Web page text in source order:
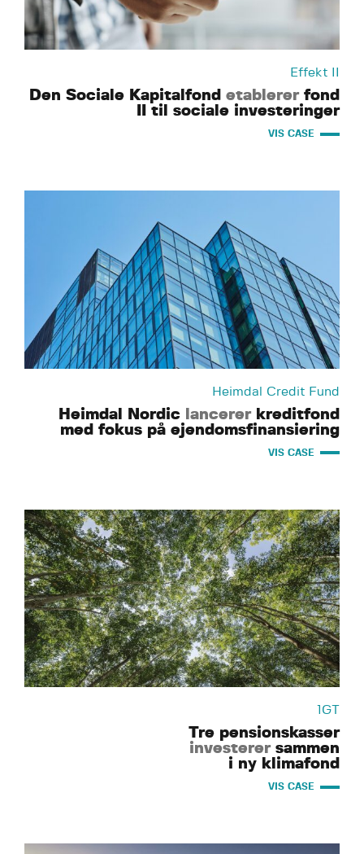
Effekt II
Den Sociale Kapitalfond etablererfond
II til sociale investeringer
VIS CASE
Heimdal Credit Fund
Heimdal Nordic lancererkreditfond
med fokus på ejendomsfinansiering
VIS CASE
1GT
Tre pensionskasser
investerersammen
i ny klimafond
VIS CASE